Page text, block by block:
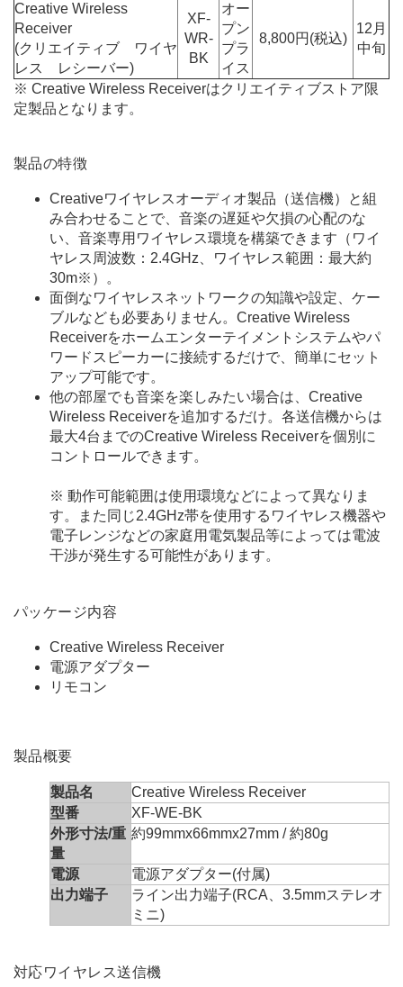
Creative Wireless
Receiver
(クリエイティブ ワイヤ
レス レシーバー)
XF-
WR-
BK
オー
プン
プラ
イス
8,800円(税込)
12月
中旬
※ Creative Wireless Receiverはクリエイティブストア限
定製品となります。
製品の特徴
Creativeワイヤレスオーディオ製品（送信機）と組
み合わせることで、音楽の遅延や欠損の心配のな
い、音楽専用ワイヤレス環境を構築できます（ワイ
ヤレス周波数：2.4GHz、ワイヤレス範囲：最大約
30m※ ）。
面倒なワイヤレスネットワークの知識や設定、ケー
ブルなども必要ありません。Creative Wireless
Receiverをホームエンターテイメントシステムやパ
ワードスピーカーに接続するだけで、簡単にセット
アップ可能です。
他の部屋でも音楽を楽しみたい場合は、Creative
Wireless Receiverを追加するだけ。各送信機からは
最大4台までのCreative Wireless Receiverを個別に
コントロールできます。
※ 動作可能範囲は使用環境などによって異なりま
す。また同じ2.4GHz帯を使用するワイヤレス機器や
電子レンジなどの家庭用電気製品等によっては電波
干渉が発生する可能性があります。
パッケージ内容
Creative Wireless Receiver
電源アダプター
リモコン
製品概要
製品名
Creative Wireless Receiver
型番
XF-WE-BK
外形寸法/重
量
約99mmx66mmx27mm / 約80g
電源
電源アダプター(付属)
出力端子
ライン出力端子(RCA、3.5mmステレオ
ミニ)
対応ワイヤレス送信機